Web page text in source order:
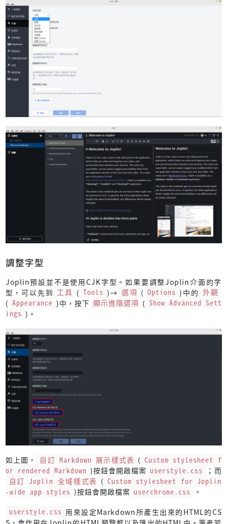
調整字型
Joplin預設並不是使用CJK字型。如果要調整Joplin介面的字
型，可以先到 工具 ( Tools )→ 選項 ( Options )中的 外觀
( Appearance )中，按下 顯示進階選項 ( Show Advanced Sett
ings )。
如上圖， 自訂 Markdown 展示樣式表 ( Custom stylesheet f
or rendered Markdown )按鈕會開啟檔案 userstyle.css
；而
自訂 Joplin 全域樣式表 ( Custom stylesheet for Joplin
-wide app styles )按鈕會開啟檔案 userchrome.css
。
userstyle.css 用來設定Markdown所產生出來的HTML的CS